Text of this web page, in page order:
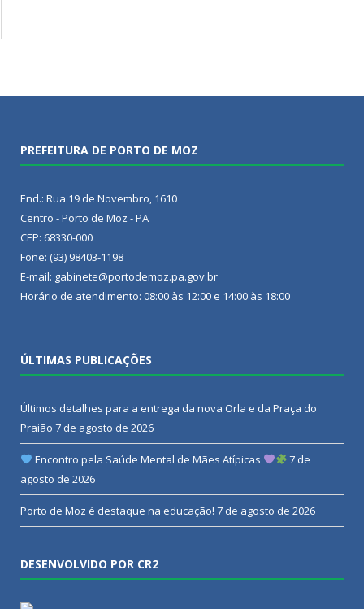
PREFEITURA DE PORTO DE MOZ
End.: Rua 19 de Novembro, 1610
Centro - Porto de Moz - PA
CEP: 68330-000
Fone: (93) 98403-1198
E-mail: gabinete@portodemoz.pa.gov.br
Horário de atendimento: 08:00 às 12:00 e 14:00 às 18:00
ÚLTIMAS PUBLICAÇÕES
Últimos detalhes para a entrega da nova Orla e da Praça do
Praião 7 de agosto de 2026
Encontro pela Saúde Mental de Mães Atípicas
7 de
agosto de 2026
Porto de Moz é destaque na educação! 7 de agosto de 2026
DESENVOLVIDO POR CR2